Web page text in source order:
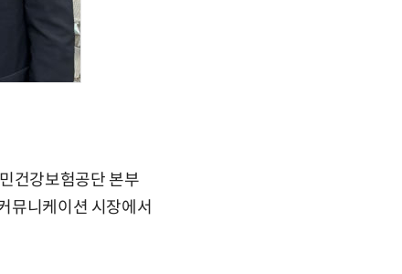
건강보험공단 본부
뮤니케이션 시장에서